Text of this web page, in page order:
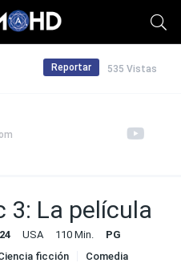
535 Vistas
Reportar
3: La película
USA 110 Min.
PG
ficción
Comedia